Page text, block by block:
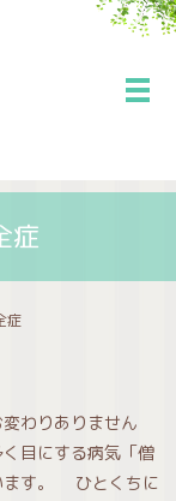
メ
症
症
わりありません
目にする病気「僧
ます。 ひとくちに